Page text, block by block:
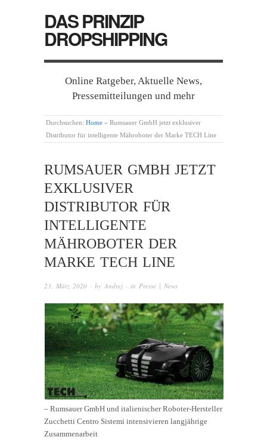
DAS PRINZIP
DROPSHIPPING
Online Ratgeber, Aktuelle News,
Pressemitteilungen und mehr
Durchsuchen: Home » Rumsauer GmbH jetzt exklusiver
Distributor für intelligente Mähroboter der Marke TECH Line
RUMSAUER GMBH JETZT
EXKLUSIVER
DISTRIBUTOR FÜR
INTELLIGENTE
MÄHROBOTER DER
MARKE TECH LINE
23. März 2020 · by Andrej · in Presse | News
– Rumsauer GmbH und italienischer Roboter-Hersteller
Zucchetti Centro Sistemi intensivieren langjährige
Zusammenarbeit